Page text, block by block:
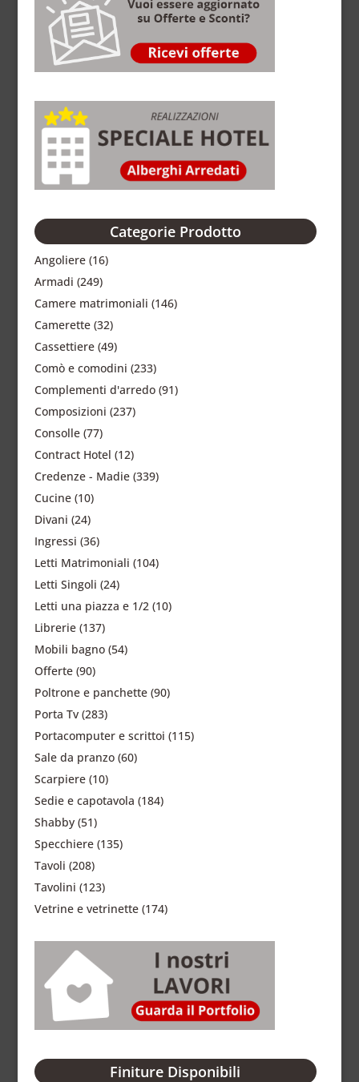
Categorie Prodotto
Angoliere (16)
Armadi (249)
Camere matrimoniali (146)
Camerette (32)
Cassettiere (49)
Comò e comodini (233)
Complementi d'arredo (91)
Composizioni (237)
Consolle (77)
Contract Hotel (12)
Credenze - Madie (339)
Cucine (10)
Divani (24)
Ingressi (36)
Letti Matrimoniali (104)
Letti Singoli (24)
Letti una piazza e 1/2 (10)
Librerie (137)
Mobili bagno (54)
Offerte (90)
Poltrone e panchette (90)
Porta Tv (283)
Portacomputer e scrittoi (115)
Sale da pranzo (60)
Scarpiere (10)
Sedie e capotavola (184)
Shabby (51)
Specchiere (135)
Tavoli (208)
Tavolini (123)
Vetrine e vetrinette (174)
Finiture Disponibili